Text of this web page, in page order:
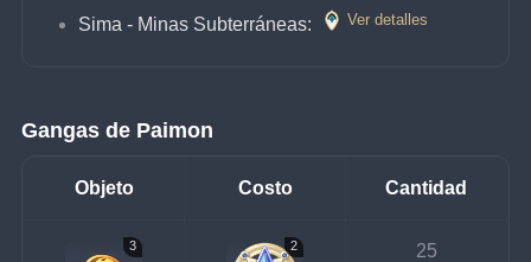
Sima - Minas Subterráneas: Ver detalles
Gangas de Paimon
Objeto Costo Cantidad
3 2
25